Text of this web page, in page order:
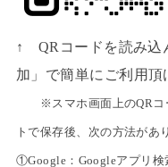
↑ QRコードを読み込
加」で簡単にご利用頂
※スマホ画面上のQRコ
トで保存後、次の方法があ
①Google：Googleアプリ検